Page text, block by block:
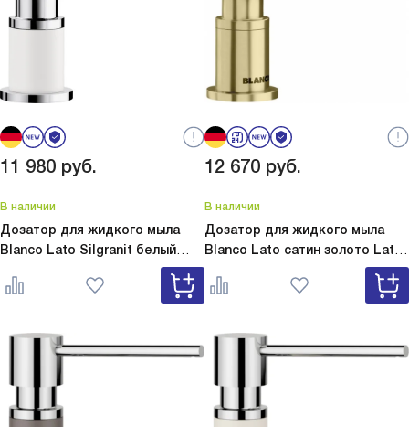
11 980 руб.
В наличии
Дозатор для жидкого мыла
Blanco Lato Silgranit белый
Lato Silgranit белый 525814
12 670 руб.
В наличии
Дозатор для жидкого мыла
Blanco Lato сатин золото Lato